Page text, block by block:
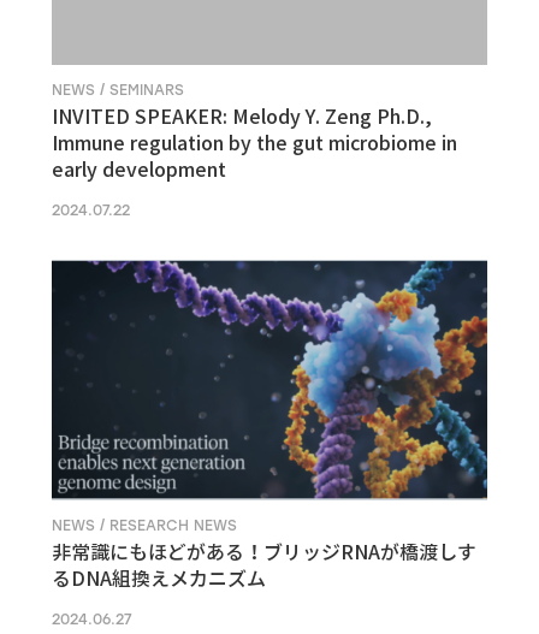
NEWS / SEMINARS
INVITED SPEAKER: Melody Y. Zeng Ph.D.,
Immune regulation by the gut microbiome in
early development
2024.07.22
NEWS / RESEARCH NEWS
非常識にもほどがある！ブリッジRNAが橋渡しす
るDNA組換えメカニズム
2024.06.27